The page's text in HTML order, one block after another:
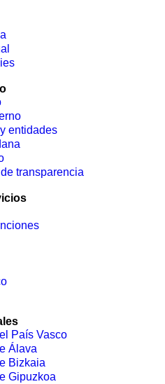
entidades
transparencia
País Vasco
Álava
Bizkaia
Gipuzkoa